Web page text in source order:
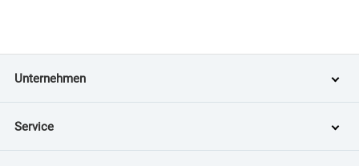
Unternehmen
Service